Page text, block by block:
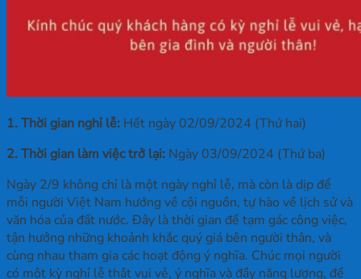
1. Thời gian nghỉ lễ: Hết ngày 02/09/2024 (Thứ hai)
2. Thời gian làm việc trở lại: Ngày 03/09/2024 (Thứ ba)
Ngày 2/9 không chỉ là một ngày nghỉ lễ, mà còn là dịp để
mỗi người Việt Nam hướng về cội nguồn, tự hào về lịch sử và
văn hóa của đất nước. Đây là thời gian để tạm gác công việc,
tận hưởng những khoảnh khắc quý giá bên người thân, và
cùng nhau tham gia các hoạt động ý nghĩa. Chúc mọi người
có một kỳ nghỉ lễ thật vui vẻ, ý nghĩa và đầy năng lượng, để